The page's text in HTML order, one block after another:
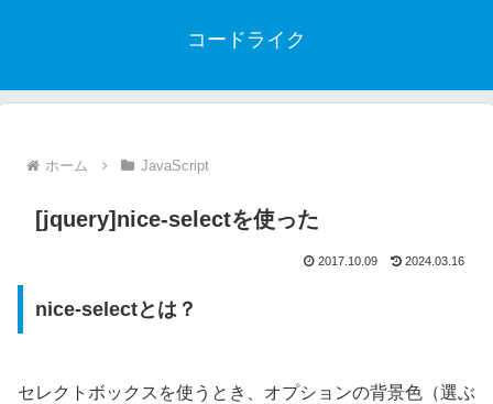
コードライク
ホーム JavaScript
[jquery]nice-selectを使った
2017.10.09 2024.03.16
nice-selectとは？
セレクトボックスを使うとき、オプションの背景色（選ぶ